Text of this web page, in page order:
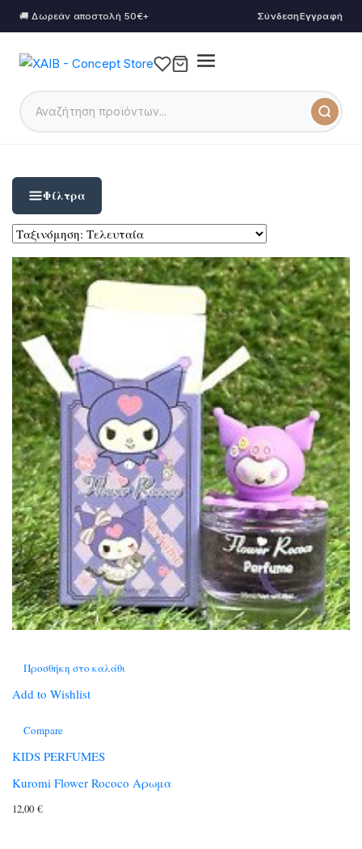
🚚 Δωρεάν αποστολή 50€+ ΣύνδεσηΕγγραφή
Φίλτρα
Προσθήκη στο καλάθι
Add to Wishlist
Compare
KIDS PERFUMES
Kuromi Flower Rococo Αρωμα
12,00 €